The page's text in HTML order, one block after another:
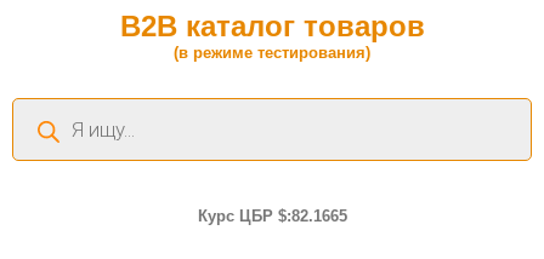
B2B каталог товаров
(в режиме тестирования)
Поиск
товаров
Курс ЦБР $:82.1665